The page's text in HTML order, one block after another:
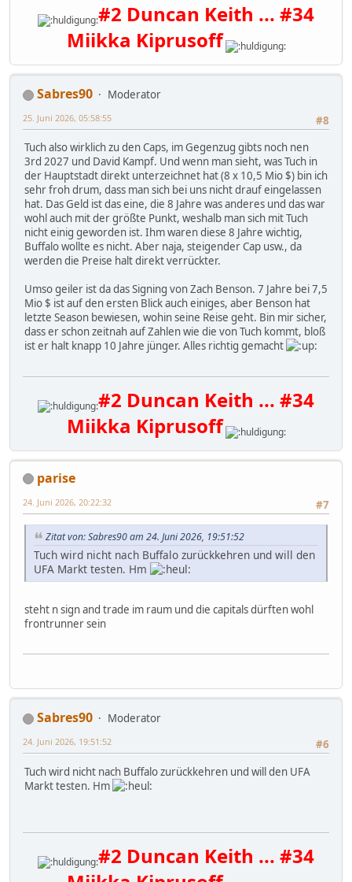
#2 Duncan Keith ... #34
Miikka Kiprusoff
Sabres90
Moderator
#8
25. Juni 2026, 05:58:55
Tuch also wirklich zu den Caps, im Gegenzug gibts noch nen
3rd 2027 und David Kampf. Und wenn man sieht, was Tuch in
der Hauptstadt direkt unterzeichnet hat (8 x 10,5 Mio $) bin ich
sehr froh drum, dass man sich bei uns nicht drauf eingelassen
hat. Das Geld ist das eine, die 8 Jahre was anderes und das war
wohl auch mit der größte Punkt, weshalb man sich mit Tuch
nicht einig geworden ist. Ihm waren diese 8 Jahre wichtig,
Buffalo wollte es nicht. Aber naja, steigender Cap usw., da
werden die Preise halt direkt verrückter.
Umso geiler ist da das Signing von Zach Benson. 7 Jahre bei 7,5
Mio $ ist auf den ersten Blick auch einiges, aber Benson hat
letzte Season bewiesen, wohin seine Reise geht. Bin mir sicher,
dass er schon zeitnah auf Zahlen wie die von Tuch kommt, bloß
ist er halt knapp 10 Jahre jünger. Alles richtig gemacht
#2 Duncan Keith ... #34
Miikka Kiprusoff
parise
#7
24. Juni 2026, 20:22:32
Zitat von: Sabres90 am 24. Juni 2026, 19:51:52
Tuch wird nicht nach Buffalo zurückkehren und will den
UFA Markt testen. Hm
steht n sign and trade im raum und die capitals dürften wohl
frontrunner sein
Sabres90
Moderator
#6
24. Juni 2026, 19:51:52
Tuch wird nicht nach Buffalo zurückkehren und will den UFA
Markt testen. Hm
#2 Duncan Keith ... #34